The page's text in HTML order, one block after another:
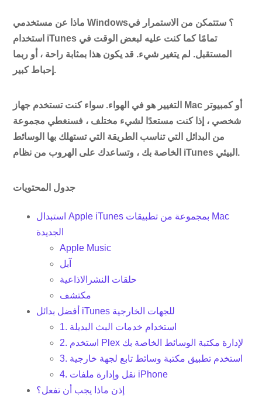
ماذا عن مستخدمي Windows؟ ستتمكن من الاستمرار في
استخدام iTunes تمامًا كما كنت عليه لبعض الوقت في
المستقبل. لم يتغير شيء. قد يكون هذا بمثابة راحة ، أو ربما
إحباط كبير.
التغيير هو في الهواء. سواء كنت تستخدم جهاز Mac أو كمبيوتر
شخصي ، إذا كنت مستعدًا لشيء مختلف ، فسنغطي مجموعة
من البدائل التي تناسب الطريقة التي تستهلك بها الوسائط
الخاصة بك ، وتساعدك على الهروب من نظام iTunes البيئي.
جدول المحتويات
استبدال Apple iTunes بمجموعة من تطبيقات Mac
الجديدة
Apple Music
آبل
حلقات النشرالاذاعية
مكتشف
أفضل بدائل iTunes للجهات الخارجية
1. استخدام خدمات البث البديلة
2. استخدم Plex لإدارة مكتبة الوسائط الخاصة بك
3. استخدم تطبيق مكتبة وسائط تابع لجهة خارجية
4. نقل وإدارة ملفات iPhone
إذن ماذا يجب أن تفعل؟